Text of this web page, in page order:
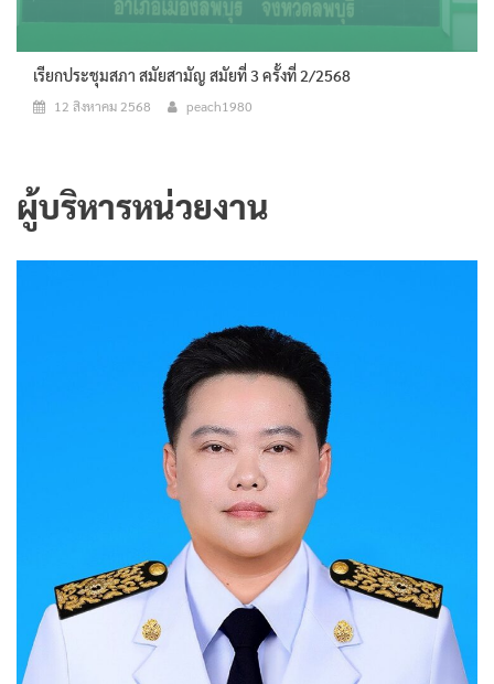
เรียกประชุมสภา สมัยสามัญ สมัยที่ 3 ครั้งที่ 2/2568
12 สิงหาคม 2568 peach1980
ผู้บริหารหน่วยงาน